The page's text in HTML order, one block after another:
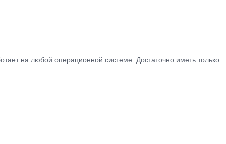
на любой операционной системе. Достаточно иметь только